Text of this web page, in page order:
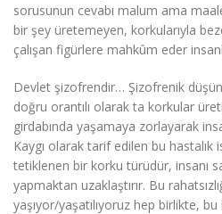
sorusunun cevabı malum ama
bir şey üretemeyen, korkularıyla
çalışan figürlere mahkûm eder
Devlet şizofrendir… Şizofrenik
doğru orantılı olarak ta korkular
girdabında yaşamaya zorlayarak
Kaygı olarak tarif edilen bu
tetiklenen bir korku türüdür, insanı
yapmaktan uzaklaştırır. Bu
yaşıyor/yaşatılıyoruz hep birlikte,